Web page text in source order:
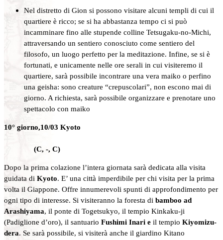
Nel distretto di Gion si possono visitare alcuni templi di cui il
quartiere è ricco; se si ha abbastanza tempo ci si può
incamminare fino alle stupende colline Tetsugaku-no-Michi,
attraversando un sentiero conosciuto come sentiero del
filosofo, un luogo perfetto per la meditazione. Infine, se si è
fortunati, e unicamente nelle ore serali in cui visiteremo il
quartiere, sarà possibile incontrare una vera maiko o perfino
una geisha: sono creature “crepuscolari”, non escono mai di
giorno. A richiesta, sarà possibile organizzare e prenotare uno
spettacolo con maiko
10° giorno,10/03 Kyoto
(C, -, C)
Dopo la prima colazione l’intera giornata sarà dedicata alla visita
guidata di Kyoto. E’ una città imperdibile per chi visita per la prima
volta il Giappone. Offre innumerevoli spunti di approfondimento per
ogni tipo di interesse. Si visiteranno la foresta di bamboo ad
Arashiyama, il ponte di Togetsukyo, il tempio Kinkaku-ji
(Padiglione d’oro), il santuario Fushimi Inari e il tempio Kiyomizu-
dera. Se sarà possibile, si visiterà anche il giardino Kitano